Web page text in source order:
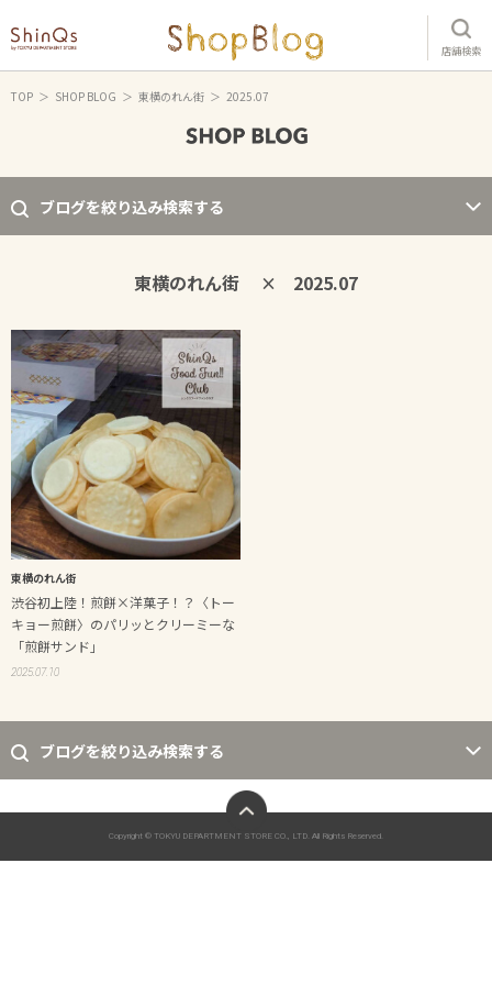
店舗検索
TOP SHOP BLOG 東横のれん街 2025.07
ブログを絞り込み検索する
東横のれん街 × 2025.07
東横のれん街
渋谷初上陸！煎餅×洋菓子！？〈トー
キョー煎餅〉のパリッとクリーミーな
「煎餅サンド」
2025.07.10
ブログを絞り込み検索する
Copyright © TOKYU DEPARTMENT STORE CO., LTD. All Rights Reserved.